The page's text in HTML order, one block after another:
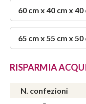
60 cm x 40 cm x 40
65 cm x 55 cm x 50
RISPARMIA
N. confezioni